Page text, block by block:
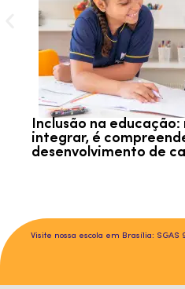
do que
aluno.
Visite nossa escola em Brasília: SGAS